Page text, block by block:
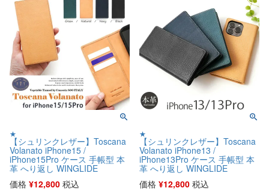
★
【シュリンクレザー】Toscana
Volanato iPhone15 /
iPhone15Pro ケース 手帳型 本
革 へり返し WINGLIDE
価格 ¥12,800 税込
★
【シュリンクレザー】Toscana
Volanato iPhone13 /
iPhone13Pro ケース 手帳型 本
革 へり返し WINGLIDE
価格 ¥12,800 税込